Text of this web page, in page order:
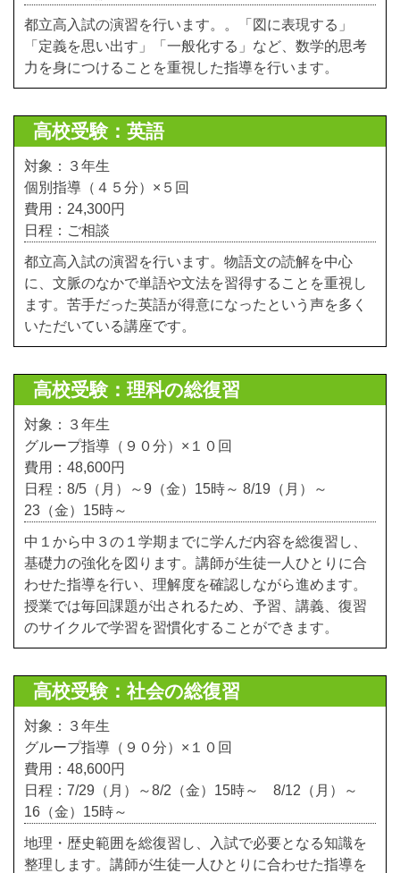
都立高入試の演習を行います。。「図に表現する」
「定義を思い出す」「一般化する」など、数学的思考
力を身につけることを重視した指導を行います。
高校受験：英語
対象：３年生
個別指導（４５分）×５回
費用：24,300円
日程：ご相談
都立高入試の演習を行います。物語文の読解を中心
に、文脈のなかで単語や文法を習得することを重視し
ます。苦手だった英語が得意になったという声を多く
いただいている講座です。
高校受験：理科の総復習
対象：３年生
グループ指導（９０分）×１０回
費用：48,600円
日程：8/5（月）～9（金）15時～ 8/19（月）～
23（金）15時～
中１から中３の１学期までに学んだ内容を総復習し、
基礎力の強化を図ります。講師が生徒一人ひとりに合
わせた指導を行い、理解度を確認しながら進めます。
授業では毎回課題が出されるため、予習、講義、復習
のサイクルで学習を習慣化することができます。
高校受験：社会の総復習
対象：３年生
グループ指導（９０分）×１０回
費用：48,600円
日程：7/29（月）～8/2（金）15時～ 8/12（月）～
16（金）15時～
地理・歴史範囲を総復習し、入試で必要となる知識を
整理します。講師が生徒一人ひとりに合わせた指導を